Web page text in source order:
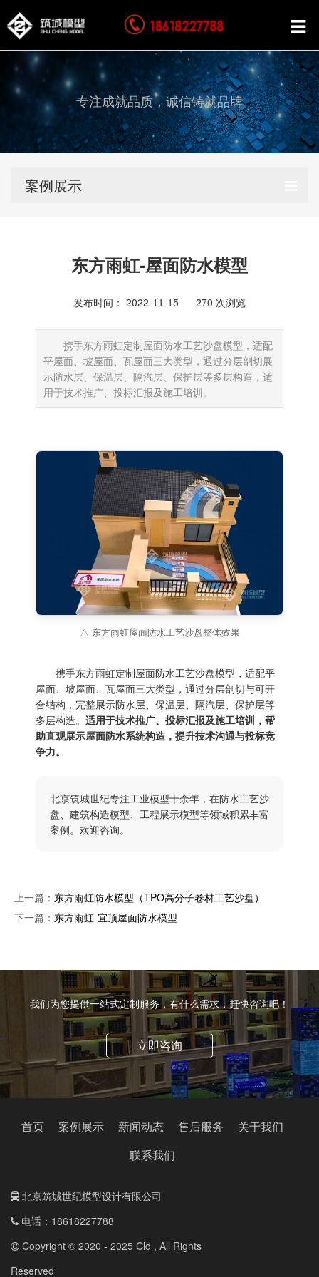
专注成就品质，诚信铸就品牌
案例展示
东方雨虹-屋面防水模型
发布时间： 2022-11-15 270 次浏览
携手东方雨虹定制屋面防水工艺沙盘模型，适配
平屋面、坡屋面、瓦屋面三大类型，通过分层剖切展
示防水层、保温层、隔汽层、保护层等多层构造，适
用于技术推广、投标汇报及施工培训。
△ 东方雨虹屋面防水工艺沙盘整体效果
携手东方雨虹定制屋面防水工艺沙盘模型，适配平
屋面、坡屋面、瓦屋面三大类型，通过分层剖切与可开
合结构，完整展示防水层、保温层、隔汽层、保护层等
多层构造。 适用于技术推广、投标汇报及施工培训，帮
助直观展示屋面防水系统构造，提升技术沟通与投标竞
争力。
北京筑城世纪专注工业模型十余年，在防水工艺沙
盘、建筑构造模型、工程展示模型等领域积累丰富
案例。欢迎咨询。
上一篇： 东方雨虹防水模型（TPO高分子卷材工艺沙盘）
下一篇： 东方雨虹-宜顶屋面防水模型
我们为您提供一站式定制服务，有什么需求，赶快咨询吧！
立即咨询
首页 案例展示 新闻动态 售后服务
关于我们
联系我们
北京筑城世纪模型设计有限公司
电话：18618227788
Copyright © 2020 - 2025 Cld , All Rights
Reserved